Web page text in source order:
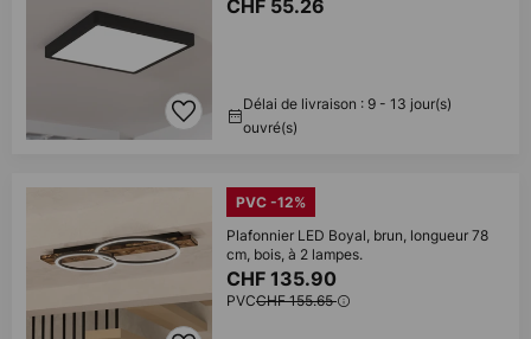
CHF 55.26
Délai de livraison : 9 - 13 jour(s)
ouvré(s)
PVC -12%
Plafonnier LED Boyal, brun, longueur 78
cm, bois, à 2 lampes.
CHF 135.90
PVCCHF 155.65